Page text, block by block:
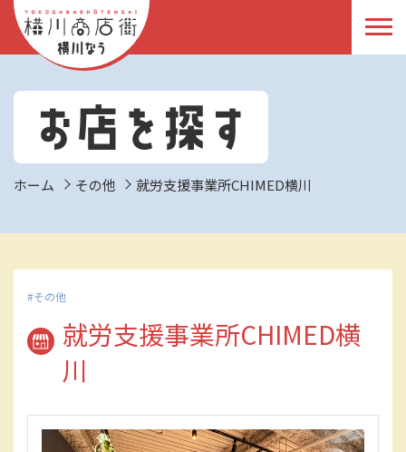
ホーム その他 就労支援事業所CHIMED横川
その他
就労支援事業所CHIMED横
川